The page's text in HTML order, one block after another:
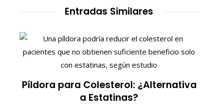
Entradas Similares
Píldora para Colesterol: ¿Alternativa
a Estatinas?